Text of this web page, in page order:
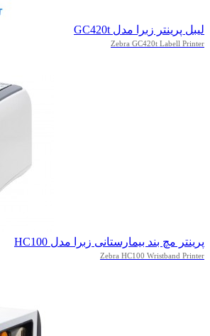
لیبل پرینتر زبرا مدل GC420t
Zebra GC420t Labell Printer
پرینتر مچ بند بیمارستانی زبرا مدل HC100
Zebra HC100 Wristband Printer